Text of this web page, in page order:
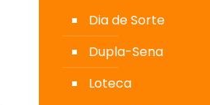
Dia de Sorte
Dupla-Sena
Loteca